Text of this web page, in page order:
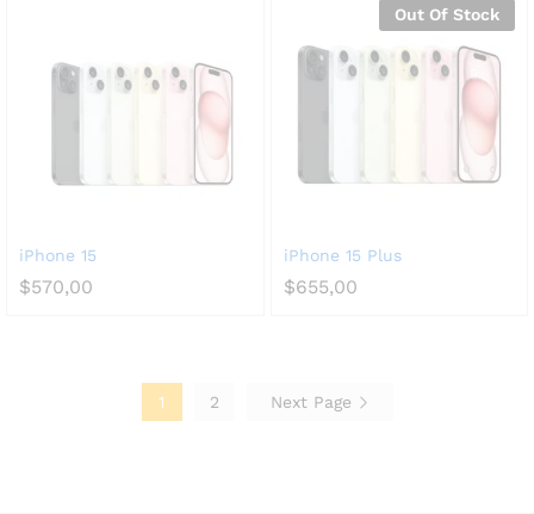
iPhone 15
$570,00
Out Of Stock
iPhone 15 Plus
$655,00
1 2 Next Page